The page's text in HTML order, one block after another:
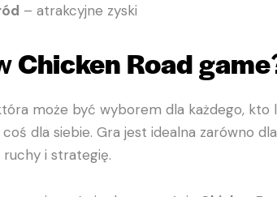
– atrakcyjne zyski
Chicken Road game
może być wyborem dla każdego, kto
coś dla siebie. Gra jest idealna zarówno
ruchy i strategię.